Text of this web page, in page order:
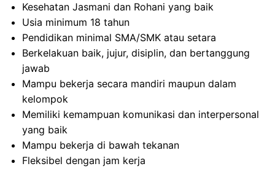
Kesehatan Jasmani dan Rohani yang baik
Usia minimum 18 tahun
Pendidikan minimal SMA/SMK atau setara
Berkelakuan baik, jujur, disiplin, dan bertanggung
jawab
Mampu bekerja secara mandiri maupun dalam
kelompok
Memiliki kemampuan komunikasi dan interpersonal
yang baik
Mampu bekerja di bawah tekanan
Fleksibel dengan jam kerja